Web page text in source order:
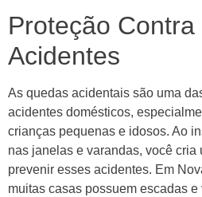
Proteção
Acidentes
As quedas acidentais são uma
acidentes domésticos,
crianças pequenas e idosos. Ao
nas janelas e varandas, você cria
prevenir esses acidentes. Em
muitas casas possuem escadas